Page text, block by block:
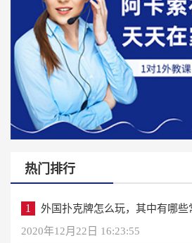
热门排行
1
外国扑克牌怎么玩，其中有哪些
2020年12月22日 16:23:55